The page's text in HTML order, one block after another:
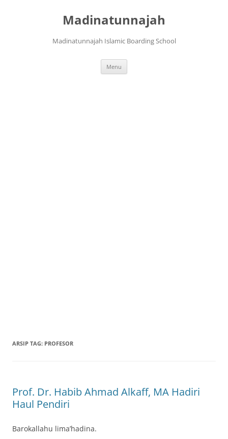
Madinatunnajah
Madinatunnajah Islamic Boarding School
Menu
ARSIP TAG: PROFESOR
Prof. Dr. Habib Ahmad Alkaff, MA Hadiri
Haul Pendiri
Barokallahu lima’hadina.